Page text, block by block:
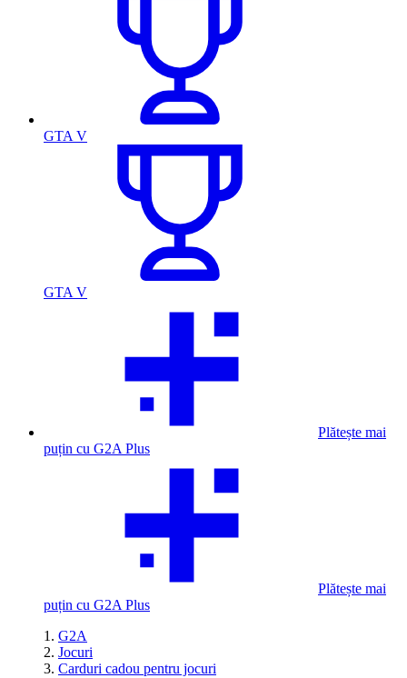
GTA V
GTA V
Plătește mai
puțin cu G2A Plus
Plătește mai
puțin cu G2A Plus
G2A
Jocuri
Carduri cadou pentru jocuri